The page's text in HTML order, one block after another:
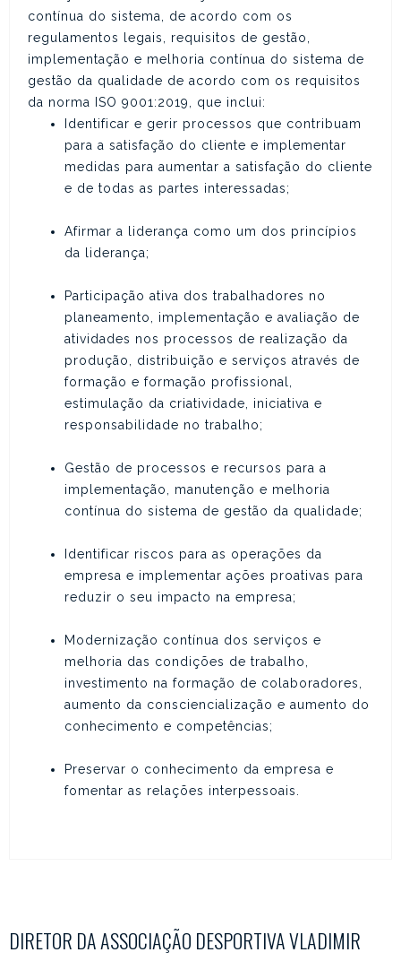
contínua do sistema, de acordo com os
regulamentos legais, requisitos de gestão,
implementação e melhoria contínua do sistema de
gestão da qualidade de acordo com os requisitos
da norma ISO 9001:2019, que inclui:
Identificar e gerir processos que contribuam
para a satisfação do cliente e implementar
medidas para aumentar a satisfação do cliente
e de todas as partes interessadas;
Afirmar a liderança como um dos princípios
da liderança;
Participação ativa dos trabalhadores no
planeamento, implementação e avaliação de
atividades nos processos de realização da
produção, distribuição e serviços através de
formação e formação profissional,
estimulação da criatividade, iniciativa e
responsabilidade no trabalho;
Gestão de processos e recursos para a
implementação, manutenção e melhoria
contínua do sistema de gestão da qualidade;
Identificar riscos para as operações da
empresa e implementar ações proativas para
reduzir o seu impacto na empresa;
Modernização contínua dos serviços e
melhoria das condições de trabalho,
investimento na formação de colaboradores,
aumento da consciencialização e aumento do
conhecimento e competências;
Preservar o conhecimento da empresa e
fomentar as relações interpessoais.
DIRETOR DA ASSOCIAÇÃO DESPORTIVA VLADIMIR